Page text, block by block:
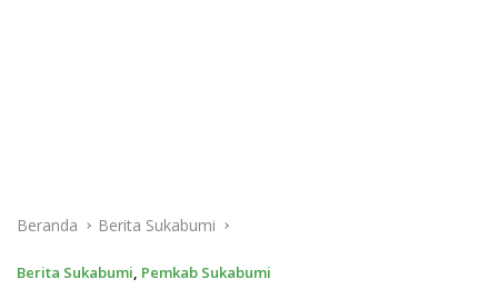
Beranda Berita Sukabumi
Berita Sukabumi, Pemkab Sukabumi